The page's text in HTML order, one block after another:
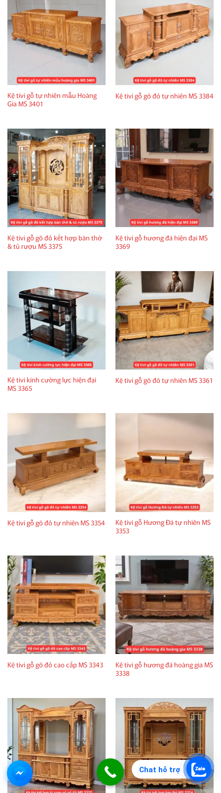
Chat hỗ trợ
Kệ tivi gỗ tự nhiên mẫu Hoàng
Gia MS 3401
Kệ tivi gỗ gõ đỏ tự nhiên MS 3384
Kệ tivi gỗ gõ đỏ kết hợp bàn thờ
& tủ rượu MS 3375
Kệ tivi gỗ hương đá hiện đại MS
3369
Kệ tivi kính cường lực hiện đại
MS 3365
Kệ tivi gỗ gõ đỏ tự nhiên MS 3361
Kệ tivi gỗ gõ đỏ tự nhiên MS 3354
Kệ tivi gỗ Hương Đá tự nhiên MS
3353
Kệ tivi gỗ gõ đỏ cao cấp MS 3343
Kệ tivi gỗ hương đá hoàng gia MS
3338